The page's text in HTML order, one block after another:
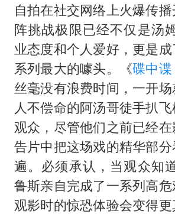
自拍在社交网络上火爆传
阵挑战极限已经不仅是汤
业态度和个人爱好，更是成
系列最大的噱头。《碟中
丝毫没有浪费时间，一开
人不偿命的阿汤哥徒手扒
观众，尽管他们之前已经
告片中把这场戏的精华部
遍。必须承认，当观众知
鲁斯亲自完成了一系列高危
观影时的惊恐体验会变得